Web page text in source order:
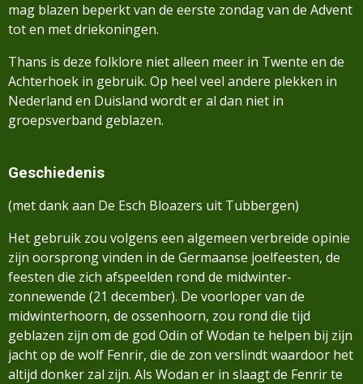
mag blazen beperkt van de eerste zondag van de Advent
tot en met driekoningen.
Thans is deze folklore niet alleen meer in Twente en de
Achterhoek in gebruik. Op heel veel andere plekken in
Nederland en Duisland wordt er al dan niet in
groepsverband geblazen.
Geschiedenis
(met dank aan De Esch Bloazers uit Tubbergen)
Het gebruik zou volgens een algemeen verbreide opinie
zijn oorsprong vinden in de Germaanse joelfeesten, de
feesten die zich afspeelden rond de midwinter-
zonnewende (21 december). De voorloper van de
midwinterhoorn, de ossenhoorn, zou rond die tijd
geblazen zijn om de god Odin ofWodan te helpen bij zijn
jacht op de wolf Fenrir, die de zon verslindt waardoor het
altijd donker zal zijn. Als Wodan er in slaagt de Fenrir te